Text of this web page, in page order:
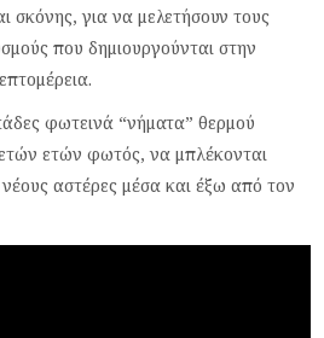
σκόνης, για να μελετήσουν τους
που δημιουργούνται στην
φωτεινά “νήματα” θερμού
ετών φωτός, να μπλέκονται
αστέρες μέσα και έξω από τον